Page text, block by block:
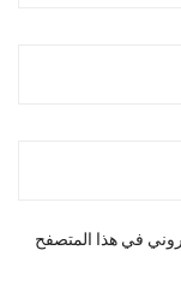
في هذا المتصفح